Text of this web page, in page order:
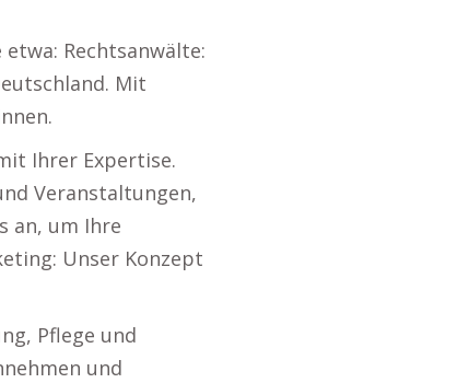
Rechtsanwälte:
Mit
Ihrer Expertise.
Veranstaltungen,
an, um Ihre
Unser Konzept
Pflege und
und